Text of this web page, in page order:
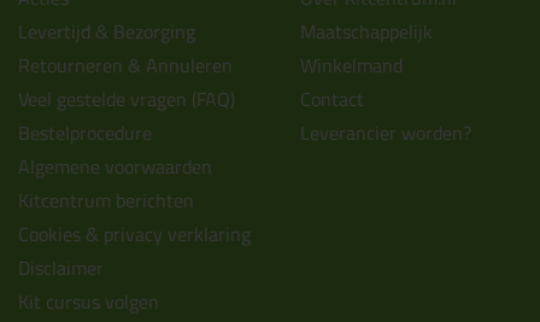
Levertijd & Bezorging
Retourneren & Annuleren
Veel gestelde vragen (FAQ)
Bestelprocedure
Algemene voorwaarden
Kitcentrum berichten
Cookies & privacy verklaring
Disclaimer
Kit cursus volgen
Maatschappelijk
Winkelmand
Contact
Leverancier worden?